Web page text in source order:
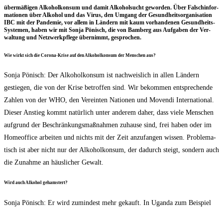
über­mä­ßi­gen Alko­hol­kon­sum und damit Alko­hol­sucht gewor­den. Über Falsch­in­for­
ma­tio­nen über Alko­hol und das Virus, den Umgang der Gesund­heits­or­ga­ni­sa­ti­on
IBC mit der Pan­de­mie, vor allem in Län­dern mit kaum vor­han­de­nen Gesund­heits-
Sys­te­men, haben wir mit Son­ja Pönisch, die von Bam­berg aus Auf­ga­ben der Ver­
wal­tung und Netz­werk­pfle­ge über­nimmt, gesprochen.
Wie wirkt sich die Coro­na-Kri­se auf den Alko­hol­kon­sum der Men­schen aus?
Son­ja Pönisch: Der Alko­hol­kon­sum ist nach­weis­lich in allen Län­dern
gestie­gen, die von der Kri­se betrof­fen sind. Wir bekom­men ent­spre­chen­de
Zah­len von der WHO, den Ver­ein­ten Natio­nen und Moven­di Inter­na­tio­nal.
Die­ser Anstieg kommt natür­lich unter ande­rem daher, dass vie­le Men­schen
auf­grund der Beschrän­kungs­maß­nah­men zuhau­se sind, frei haben oder im
Home­of­fice arbei­ten und nichts mit der Zeit anzu­fan­gen wis­sen. Pro­ble­ma­
tisch ist aber nicht nur der Alko­hol­kon­sum, der dadurch steigt, son­dern auch
die Zunah­me an häus­li­cher Gewalt.
Wird auch Alko­hol gehamstert?
Son­ja Pönisch: Er wird zumin­dest mehr gekauft. In Ugan­da zum Bei­spiel